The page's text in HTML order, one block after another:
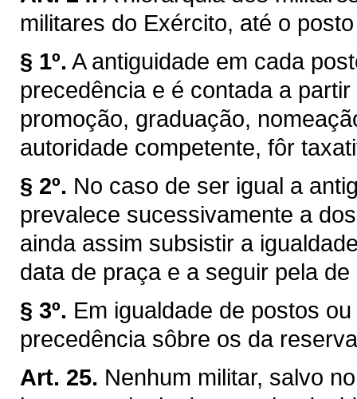
militares do Exército, até o
§ 1º. A antiguidade em cada
precedência e é contada a
promoção, graduação,
autoridade competente, fôr
§ 2º. No caso de ser igual a
prevalece sucessivamente a
ainda assim subsistir a
data de praça e a seguir pela
§ 3º. Em igualdade de postos
precedência sôbre os da
Art. 25. Nenhum militar, salvo